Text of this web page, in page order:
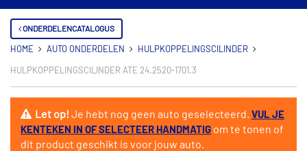
ONDERDELENCATALOGUS
HOME AUTO ONDERDELEN HULPKOPPELINGSCILINDER
HULPKOPPELINGSCILINDER ATE 24.2520-1701.3
Let op!Je hebt nog geen auto geselecteerd. VUL JE
KENTEKEN IN OF SELECTEER HANDMATIG om te tonen of
dit product geschikt is voor jouw auto.